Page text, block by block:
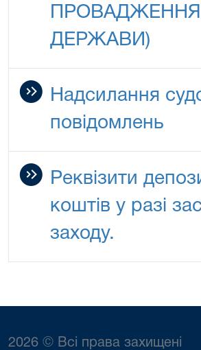
ДЕРЖАВИ)
Надсилання
повідомлень
Реквізити
коштів у разі
заходу.
2026 © Всі права захищені